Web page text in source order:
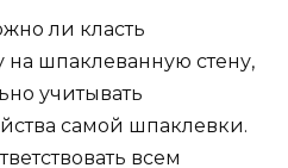
ли класть
шпаклеванную стену,
учитывать
самой шпаклевки.
всем